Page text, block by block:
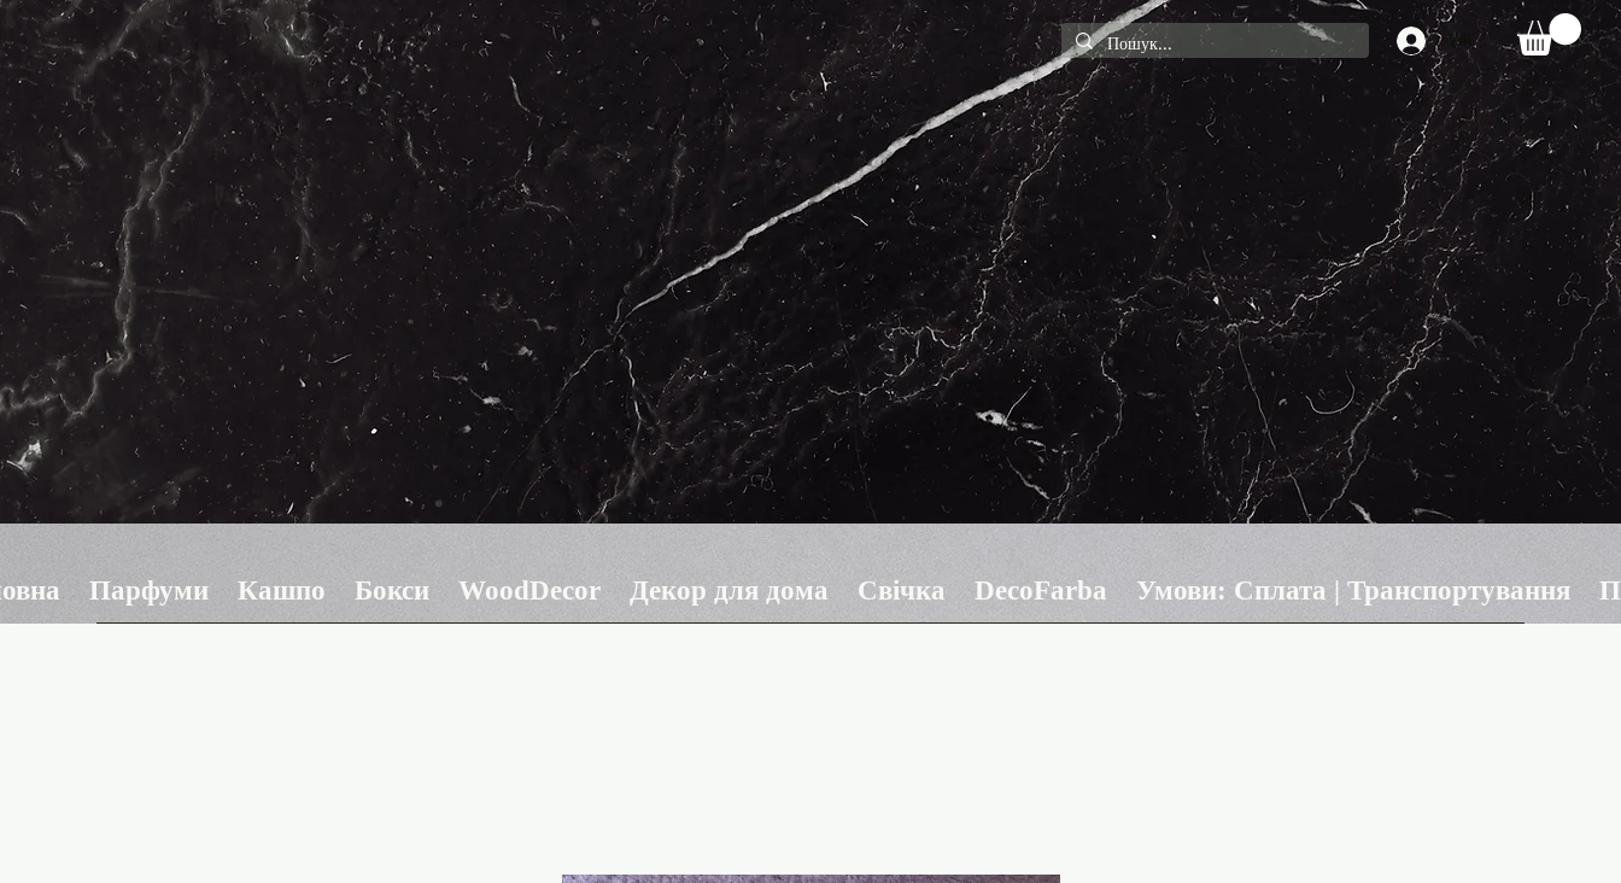
Увійти
Парфуми Кашпо Бокси WoodDecor Декор для дома Свічка DecoFarba Умови: Сплата | Транспортування